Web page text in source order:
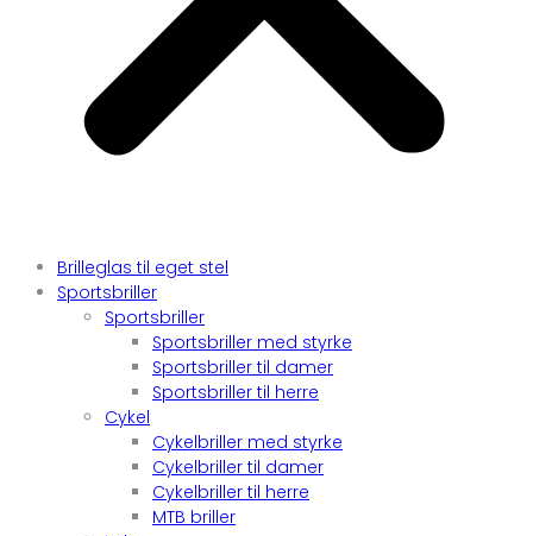
Brilleglas til eget stel
Sportsbriller
Sportsbriller
Sportsbriller med styrke
Sportsbriller til damer
Sportsbriller til herre
Cykel
Cykelbriller med styrke
Cykelbriller til damer
Cykelbriller til herre
MTB briller